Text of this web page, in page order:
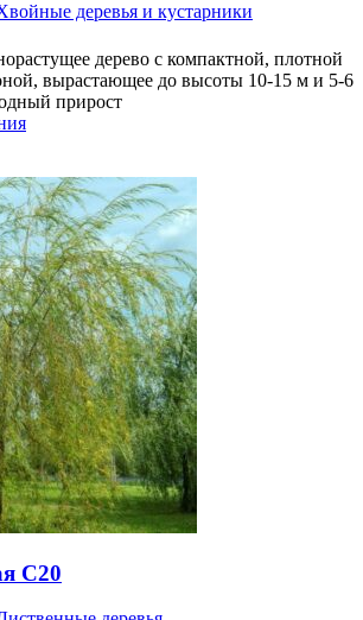
деревья и кустарники
дерево с компактной, плотной
вырастающее до высоты 10-15 м и 5-6
прирост
С20